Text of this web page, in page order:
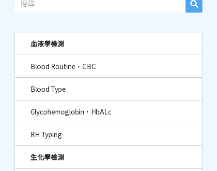
血液學檢測
Blood Routine，CBC
Blood Type
Glycohemoglobin，HbA1c
RH Typing
生化學檢測